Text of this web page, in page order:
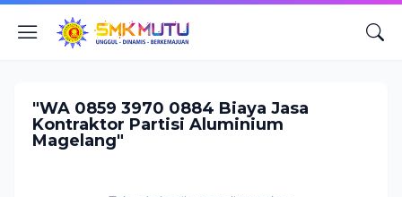
"WA 0859 3970 0884 Biaya Jasa
Kontraktor Partisi Aluminium
Magelang"